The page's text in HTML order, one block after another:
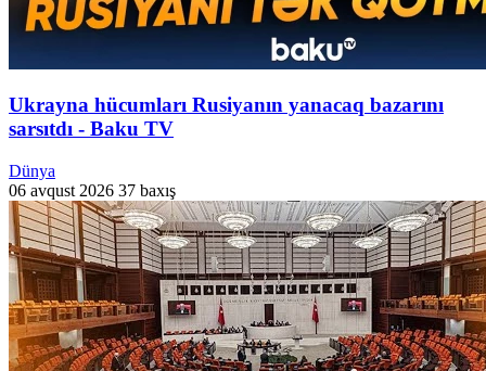
Ukrayna hücumları Rusiyanın yanacaq bazarını
sarsıtdı - Baku TV
Dünya
06 avqust 2026 37 baxış